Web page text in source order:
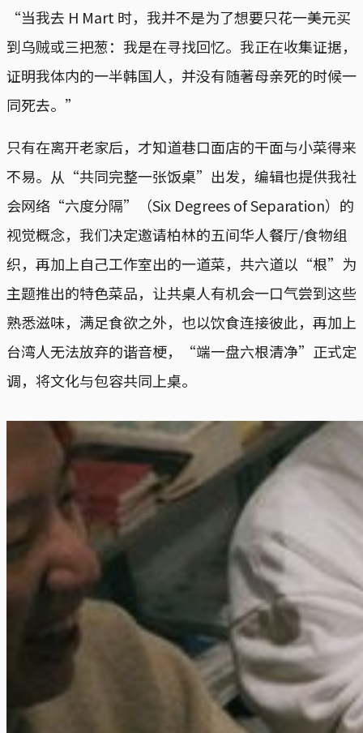
“当我去 H Mart 时，我并不是为了想要只花一美元买
到乌贼或三把葱：我是在寻找回忆。我正在收集证据，
证明我体内的一半韩国人，并没有随著母亲死的时候一
同死去。”
只有在离开老家后，才知道巷口面店的干面与小菜得来
不易。从“共同完整一张饭桌”出发，编辑也提供我社
会网络“六度分隔”（Six Degrees of Separation）的
视觉概念，我们决定邀请柏林的五间华人餐厅/食物组
织，再加上自己工作室出的一道菜，共六道以“根”为
主题推出的特色菜品，让共桌人有机会一口气尝到这些
熟悉滋味，满足食欲之外，也以饮食连接彼此，再加上
台湾人无法放弃的谐音梗，“端一盘六根清净”正式定
调，将文化与包容共同上桌。